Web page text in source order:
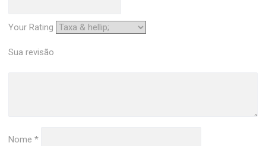
Your Rating
Sua revisão
Nome*